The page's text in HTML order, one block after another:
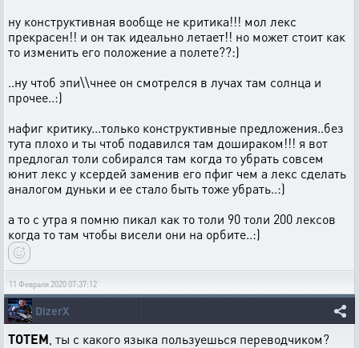
ну конструктивная вообще не критика!!! мол лекс
прекрасен!! и он так идеально летает!! но может стоит как
то изменить его положение а полете??:)
..ну чтоб эпи\\чнее он смотрелся в лучах там солнца и
прочее..:)
нафиг критику...только конструктивные предложения..без
тута плохо и ты чтоб подавился там дошираком!!! я вот
предлогал толи собирался там когда то убрать совсем
юнит лекс у ксердей заменив его пфиг чем а лекс сделать
аналогом дуньки и ее стало быть тоже убрать..:)
а то с утра я помню пикал как то толи 90 толи 200 лексов
когда то там чтобы висели они на орбите..:)
11 Февраля 2020 07:37:12
DizerX
TOTEM , ты с какого языка пользуешься переводчиком?